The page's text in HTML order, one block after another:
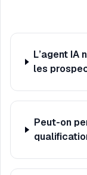
L’agent
les
Peut-on